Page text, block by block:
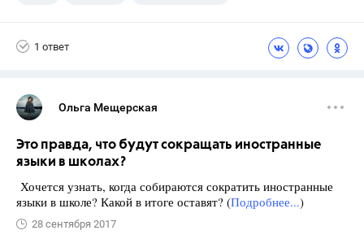
1 ответ
Ольга Мещерская
Это правда, что будут сокращать иностранные
языки в школах?
Хочется узнать, когда собираются сократить иностранные
языки в школе? Какой в итоге оставят? (Подробнее...)
28 сентября 2017